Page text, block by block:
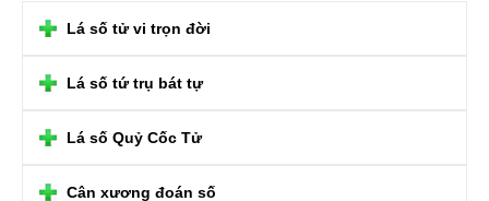
Lá số tử vi trọn đời
Lá số tứ trụ bát tự
Lá số Quỷ Cốc Tử
Cân xương đoán số